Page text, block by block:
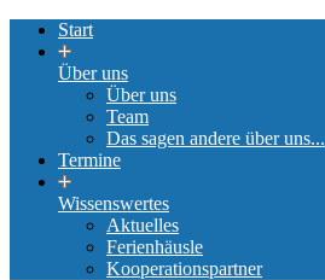
Start
Über uns
Über uns
Team
Das sagen andere über uns...
Termine
Wissenswertes
Aktuelles
Ferienhäusle
Kooperationspartner